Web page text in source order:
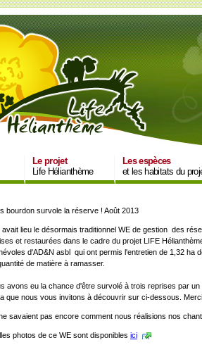
Le projet
Life Hélianthème
Les espèces
et les habitats du
bourdon survole la réserve ! Août 2013
avait lieu le désormais traditionnel WE de gestion des
et restaurées dans le cadre du projet LIFE
d'AD&N asbl qui ont permis l'entretien de 1,32 ha
de matière à ramasser.
avons eu la chance d'être survolé à trois reprises par
que nous vous invitons à découvrir sur ci-dessous.
savaient pas encore comment nous réalisions nos
photos de ce WE sont disponibles ici